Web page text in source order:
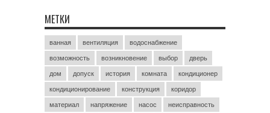
МЕТКИ
ванная вентиляция водоснабжение
возможность возникновение выбор дверь
дом допуск история комната кондиционер
кондиционирование конструкция коридор
материал напряжение насос неисправность